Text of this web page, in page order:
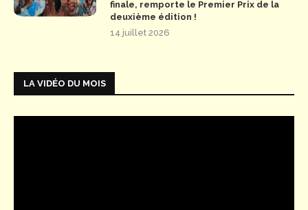
finale, remporte le Premier Prix de la
deuxième édition !
14 juillet 2026
LA VIDÉO DU MOIS